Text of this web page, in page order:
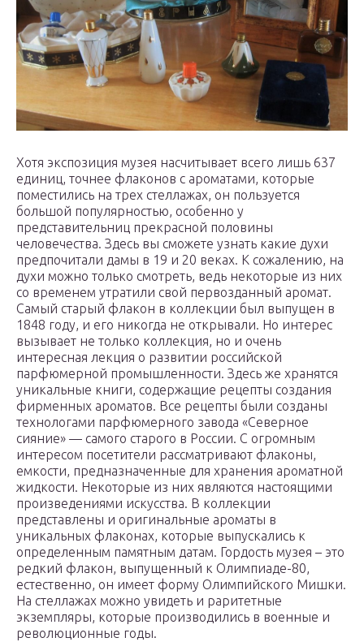
Хотя экспозиция музея насчитывает всего лишь 637
единиц, точнее флаконов с ароматами, которые
поместились на трех стеллажах, он пользуется
большой популярностью, особенно у
представительниц прекрасной половины
человечества. Здесь вы сможете узнать какие духи
предпочитали дамы в 19 и 20 веках. К сожалению, на
духи можно только смотреть, ведь некоторые из них
со временем утратили свой первозданный аромат.
Самый старый флакон в коллекции был выпущен в
1848 году, и его никогда не открывали. Но интерес
вызывает не только коллекция, но и очень
интересная лекция о развитии российской
парфюмерной промышленности. Здесь же хранятся
уникальные книги, содержащие рецепты создания
фирменных ароматов. Все рецепты были созданы
технологами парфюмерного завода «Северное
сияние» — самого старого в России. С огромным
интересом посетители рассматривают флаконы,
емкости, предназначенные для хранения ароматной
жидкости. Некоторые из них являются настоящими
произведениями искусства. В коллекции
представлены и оригинальные ароматы в
уникальных флаконах, которые выпускались к
определенным памятным датам. Гордость музея – это
редкий флакон, выпущенный к Олимпиаде-80,
естественно, он имеет форму Олимпийского Мишки.
На стеллажах можно увидеть и раритетные
экземпляры, которые производились в военные и
революционные годы.